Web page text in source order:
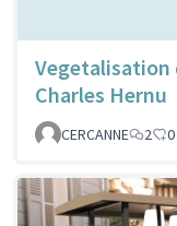
Vegetalisation
Charles Hernu
CERCANNE
2 0